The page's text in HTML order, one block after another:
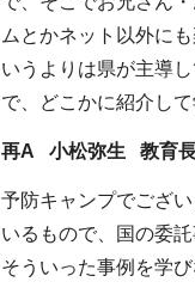
ムとかネット以外に
いうよりは県が主導
で、どこかに紹介し
再A 小松弥生 教育
予防キャンプでござ
いるもので、国の委
そういった事例を学